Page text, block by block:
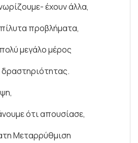
έχουν άλλα,
προβλήματα,
μεγάλο μέρος
δραστηριότητας.
ότι απουσίασε,
Μεταρρύθμιση